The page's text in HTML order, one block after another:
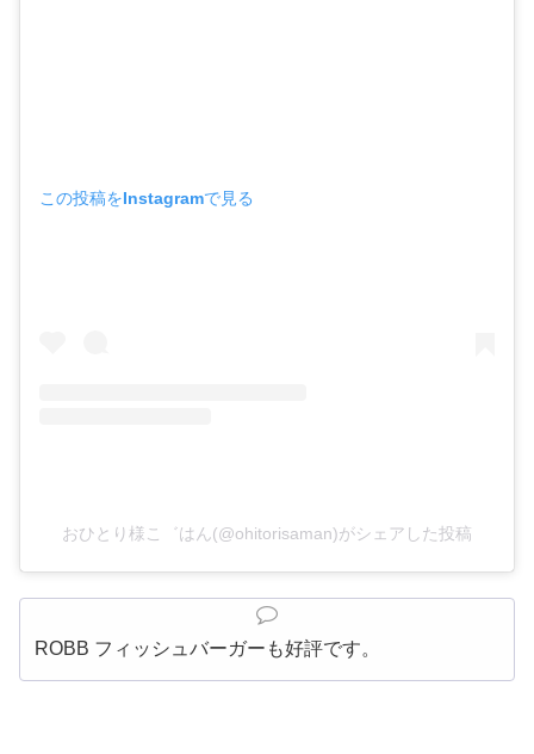
この投稿をInstagramで見る
おひとり様こ゛はん(@ohitorisaman)がシェアした投稿
ROBB フィッシュバーガーも好評です。